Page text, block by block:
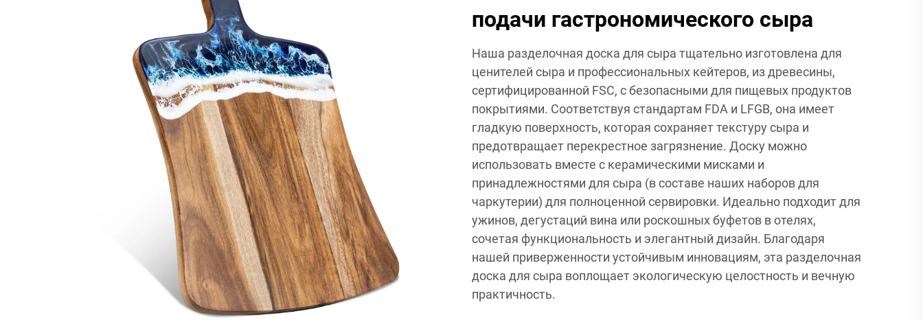
подачи гастрономического сыра
Наша разделочная доска для сыра тщательно изготовлена для
ценителей сыра и профессиональных кейтеров, из древесины,
сертифицированной FSC, с безопасными для пищевых продуктов
покрытиями. Соответствуя стандартам FDA и LFGB, она имеет
гладкую поверхность, которая сохраняет текстуру сыра и
предотвращает перекрестное загрязнение. Доску можно
использовать вместе с керамическими мисками и
принадлежностями для сыра (в составе наших наборов для
чаркутерии) для полноценной сервировки. Идеально подходит для
ужинов, дегустаций вина или роскошных буфетов в отелях,
сочетая функциональность и элегантный дизайн. Благодаря
нашей приверженности устойчивым инновациям, эта разделочная
доска для сыра воплощает экологическую целостность и вечную
практичность.